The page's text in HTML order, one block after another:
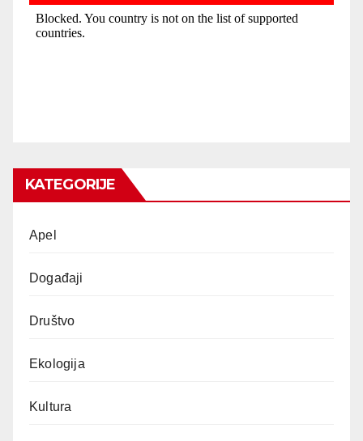
KATEGORIJE
Apel
Događaji
Društvo
Ekologija
Kultura